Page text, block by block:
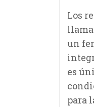
Los
un
es
para